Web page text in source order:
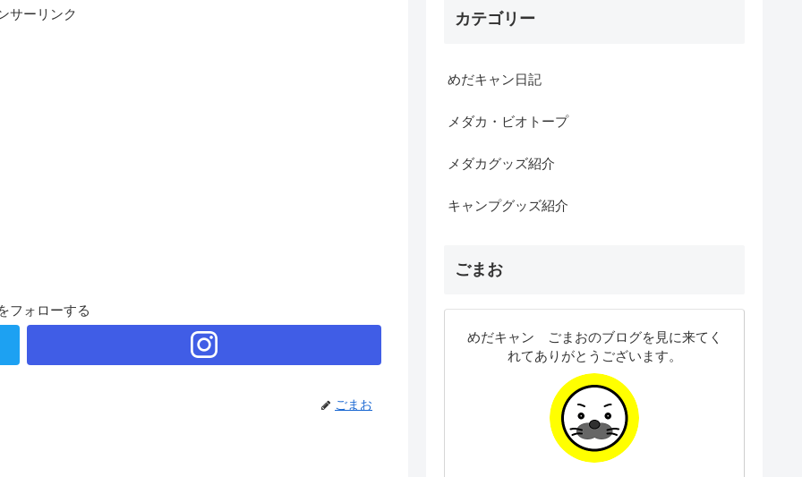
サーリンク
フォローする
ごまお
カテゴリー
めだキャン日記
メダカ・ビオトープ
メダカグッズ紹介
キャンプグッズ紹介
ごまお
めだキャン ごまおのブログを見に来てく
れてありがとうございます。